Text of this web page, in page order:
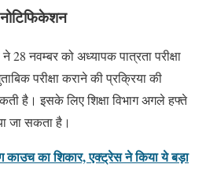
नोटिफिकेशन
ने 28 नवम्बर को अध्यापक पात्रता परीक्षा
परीक्षा कराने की प्रक्रिया की
है। इसके लिए शिक्षा विभाग अगले हफ्ते
जा सकता है।
काउच का शिकार, एक्ट्रेस ने किया ये बड़ा